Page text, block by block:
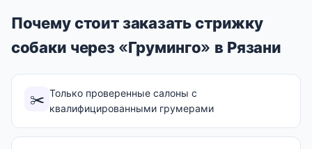
Почему стоит заказать стрижку
собаки через «Груминго» в Рязани
✂️ Только проверенные салоны с
квалифицированными грумерами